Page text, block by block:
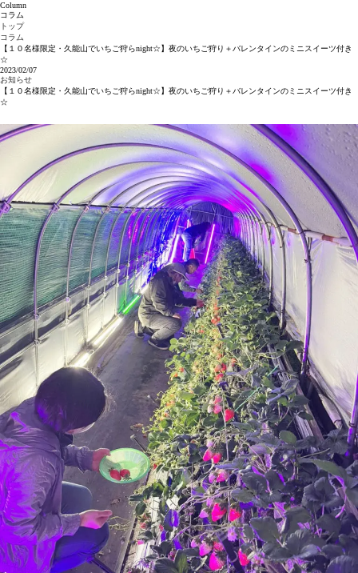
Column
コラム
トップ
コラム
【１０名様限定・久能山でいちご狩らnight☆】夜のいちご狩り＋バレンタインのミニスイーツ付き
☆
2023/02/07
お知らせ
【１０名様限定・久能山でいちご狩らnight☆】夜のいちご狩り＋バレンタインのミニスイーツ付き
☆